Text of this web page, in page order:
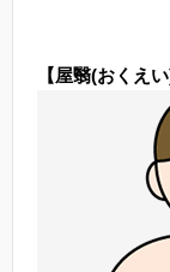
【屋翳(おくえい